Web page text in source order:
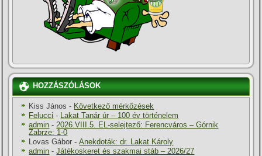
HOZZÁSZÓLÁSOK
Kiss János - Következő mérkőzések
Felucci -
Lakat Tanár úr – 100 év történelem
admin - 2026.VIII.5. EL-selejtező: Ferencváros – Górnik
Zabrze: 1-0
Lovas Gábor -Anekdoták: dr. Lakat Károly
admin -Játékoskeret és szakmai stáb – 2026/27